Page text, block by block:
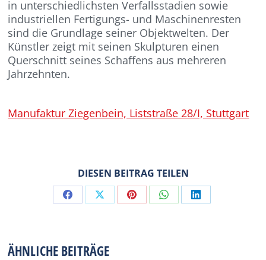
in unterschiedlichsten Verfallsstadien sowie
industriellen Fertigungs- und Maschinenresten
sind die Grundlage seiner Objektwelten. Der
Künstler zeigt mit seinen Skulpturen einen
Querschnitt seines Schaffens aus mehreren
Jahrzehnten.
Manufaktur Ziegenbein, Liststraße 28/I, Stuttgart
DIESEN BEITRAG TEILEN
Share Share Share Share Share
ÄHNLICHE BEITRÄGE